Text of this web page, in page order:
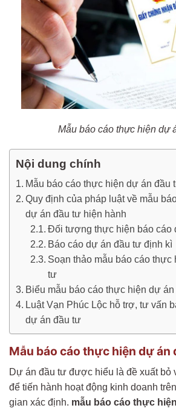
Mẫu báo cáo thực hiện dự
Nội dung chính
Mẫu báo cáo thực hiện dự án đầu
Quy định của pháp luật về mẫu
dự án đầu tư hiện hành
Đối tượng thực hiện báo cáo
Báo cáo dự án đầu tư định kì
Soạn thảo mẫu báo cáo thực
tư
Biểu mẫu báo cáo thực hiện dự
Luật Vạn Phúc Lộc hỗ trợ, tư vấn
dự án đầu tư
Mẫu báo cáo thực hiện dự án
Dự án đầu tư được hiểu là đề xuất bỏ
để tiến hành hoạt động kinh doanh
gian xác định. mẫu báo cáo thực